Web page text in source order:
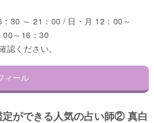
30 ～ 21：00 / 日・月 12：00～
00～16：30
認ください。
ィール
ができる人気の占い師② 真白